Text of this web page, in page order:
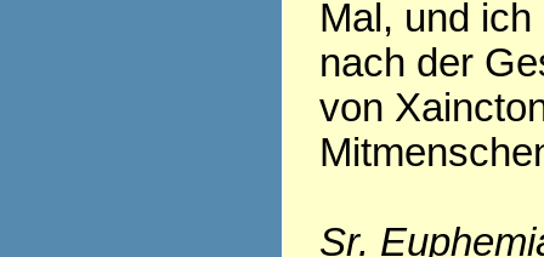
Mal, und
nach der
von
Sr.